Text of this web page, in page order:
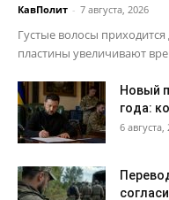
КавПолит - 7 августа, 2026
Густые волосы
пластины увеличивают
Новый
года:
6 августа,